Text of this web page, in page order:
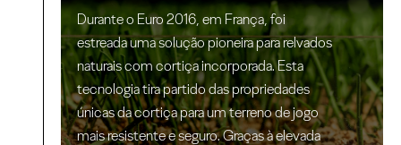
Durante o Euro 2016, em França, foi
estreada uma solução pioneira para relvados
naturais com cortiça incorporada. Esta
tecnologia tira partido das propriedades
únicas da cortiça para um terreno de jogo
mais resistente e seguro. Graças à elevada